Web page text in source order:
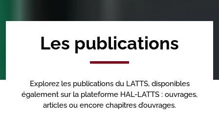
Les publications
Explorez les publications du LATTS, disponibles
également sur la plateforme HAL-LATTS : ouvrages,
articles ou encore chapitres d’ouvrages.